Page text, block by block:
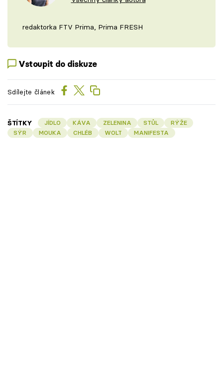
redaktorka FTV Prima, Prima FRESH
Vstoupit do diskuze
Sdílejte článek
ŠTÍTKY JÍDLO KÁVA ZELENINA STŮL
RÝŽE
SÝR
MOUKA CHLÉB WOLT MANIFESTA